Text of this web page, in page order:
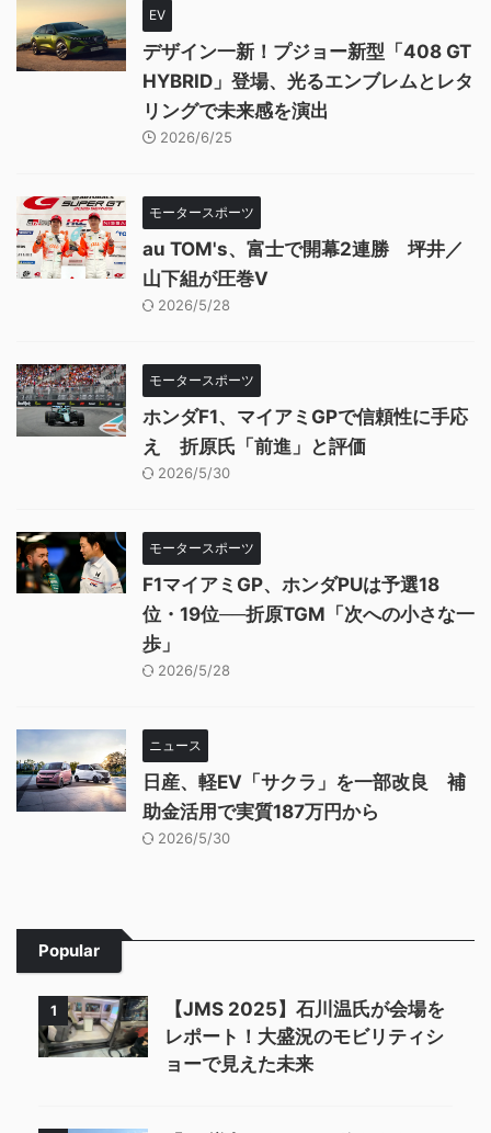
EV
デザイン一新！プジョー新型「408 GT
HYBRID」登場、光るエンブレムとレタ
リングで未来感を演出
2026/6/25
モータースポーツ
au TOM's、富士で開幕2連勝 坪井／
山下組が圧巻V
2026/5/28
モータースポーツ
ホンダF1、マイアミGPで信頼性に手応
え 折原氏「前進」と評価
2026/5/30
モータースポーツ
F1マイアミGP、ホンダPUは予選18
位・19位──折原TGM「次への小さな一
歩」
2026/5/28
ニュース
日産、軽EV「サクラ」を一部改良 補
助金活用で実質187万円から
2026/5/30
Popular
1
【JMS 2025】石川温氏が会場を
レポート！大盛況のモビリティシ
ョーで見えた未来